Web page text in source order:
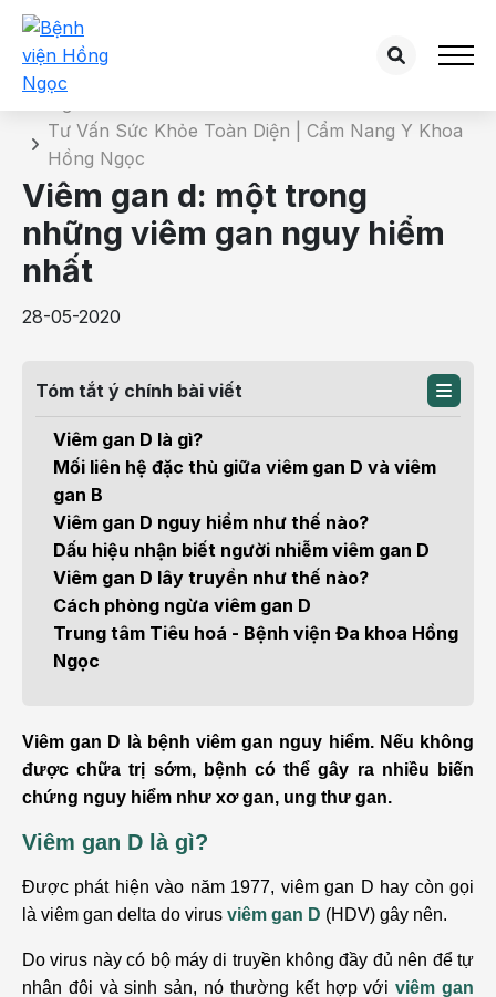
Chi tiết bài tư vấn
Tư Vấn Sức Khỏe Toàn Diện | Cẩm Nang Y Khoa
Hồng Ngọc
Viêm gan d: một trong
những viêm gan nguy hiểm
nhất
28-05-2020
Tóm tắt ý chính bài viết
Viêm gan D là gì?
Mối liên hệ đặc thù giữa viêm gan D và viêm
gan B
Viêm gan D nguy hiểm như thế nào?
Dấu hiệu nhận biết người nhiễm viêm gan D
Viêm gan D lây truyền như thế nào?
Cách phòng ngừa viêm gan D
Trung tâm Tiêu hoá - Bệnh viện Đa khoa Hồng
Ngọc
Viêm gan D là bệnh viêm gan nguy hiểm. Nếu không
được chữa trị sớm, bệnh có thể gây ra nhiều biến
chứng nguy hiểm như xơ gan, ung thư gan.
Viêm gan D là gì?
Được phát hiện vào năm 1977, viêm gan D hay còn gọi
là viêm gan delta do virus viêm gan D (HDV) gây nên.
Do virus này có bộ máy di truyền không đầy đủ nên để tự
nhân đôi và sinh sản, nó thường kết hợp vớiviêm gan